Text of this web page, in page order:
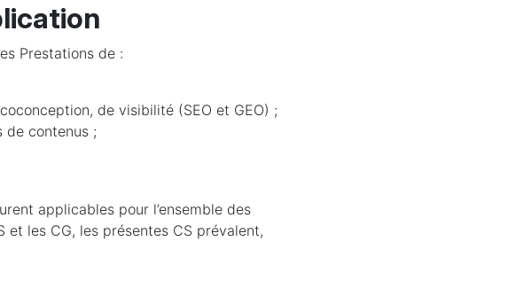
Prestations de :
de visibilité (SEO et GEO) ;
de contenus ;
applicables pour l’ensemble des
les CG, les présentes CS prévalent,